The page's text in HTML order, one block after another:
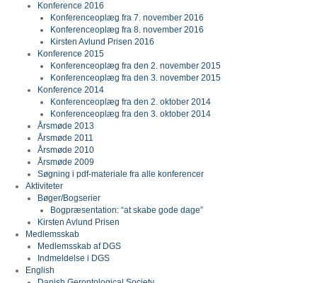
Konference 2016
Konferenceoplæg fra 7. november 2016
Konferenceoplæg fra 8. november 2016
Kirsten Avlund Prisen 2016
Konference 2015
Konferenceoplæg fra den 2. november 2015
Konferenceoplæg fra den 3. november 2015
Konference 2014
Konferenceoplæg fra den 2. oktober 2014
Konferenceoplæg fra den 3. oktober 2014
Årsmøde 2013
Årsmøde 2011
Årsmøde 2010
Årsmøde 2009
Søgning i pdf-materiale fra alle konferencer
Aktiviteter
Bøger/Bogserier
Bogpræsentation: “at skabe gode dage”
Kirsten Avlund Prisen
Medlemsskab
Medlemsskab af DGS
Indmeldelse i DGS
English